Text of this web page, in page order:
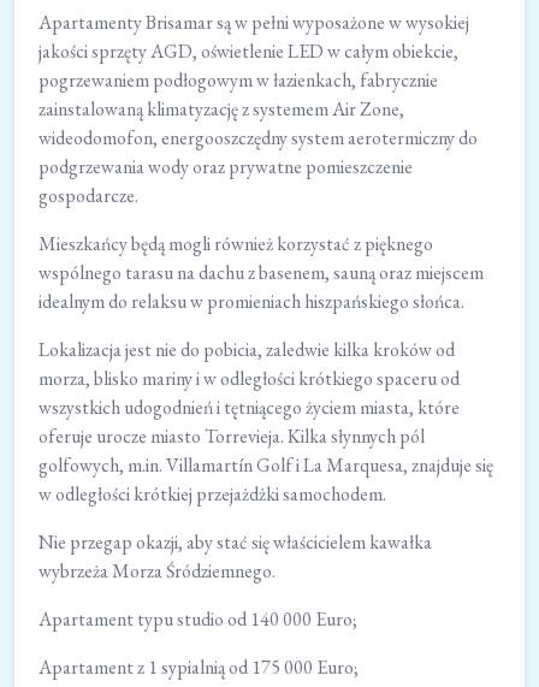
Apartamenty Brisamar są w pełni wyposażone w wysokiej
jakości sprzęty AGD, oświetlenie LED w całym obiekcie,
pogrzewaniem podłogowym w łazienkach, fabrycznie
zainstalowaną klimatyzację z systemem Air Zone,
wideodomofon, energooszczędny system aerotermiczny do
podgrzewania wody oraz prywatne pomieszczenie
gospodarcze.
Mieszkańcy będą mogli również korzystać z pięknego
wspólnego tarasu na dachu z basenem, sauną oraz miejscem
idealnym do relaksu w promieniach hiszpańskiego słońca.
Lokalizacja jest nie do pobicia, zaledwie kilka kroków od
morza, blisko mariny i w odległości krótkiego spaceru od
wszystkich udogodnień i tętniącego życiem miasta, które
oferuje urocze miasto Torrevieja. Kilka słynnych pól
golfowych, m.in. Villamartín Golf i La Marquesa, znajduje się
w odległości krótkiej przejażdżki samochodem.
Nie przegap okazji, aby stać się właścicielem kawałka
wybrzeża Morza Śródziemnego.
Apartament typu studio od 140 000 Euro;
Apartament z 1 sypialnią od 175 000 Euro;